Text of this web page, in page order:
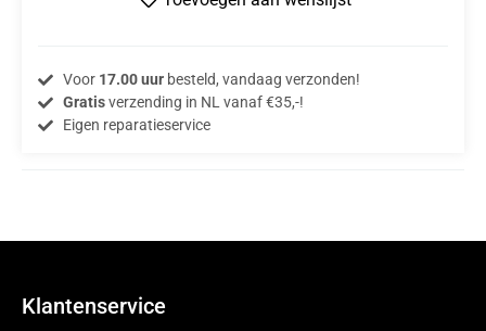
Voor 17.00 uurbesteld, vandaag verzonden!
Gratisverzending in NL vanaf €35,-!
Eigen reparatieservice
Klantenservice